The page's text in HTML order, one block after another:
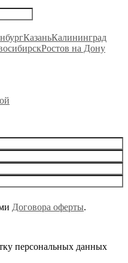
КазаньКалининград
Ростов на Дону
Договора оферты.
персональных данных